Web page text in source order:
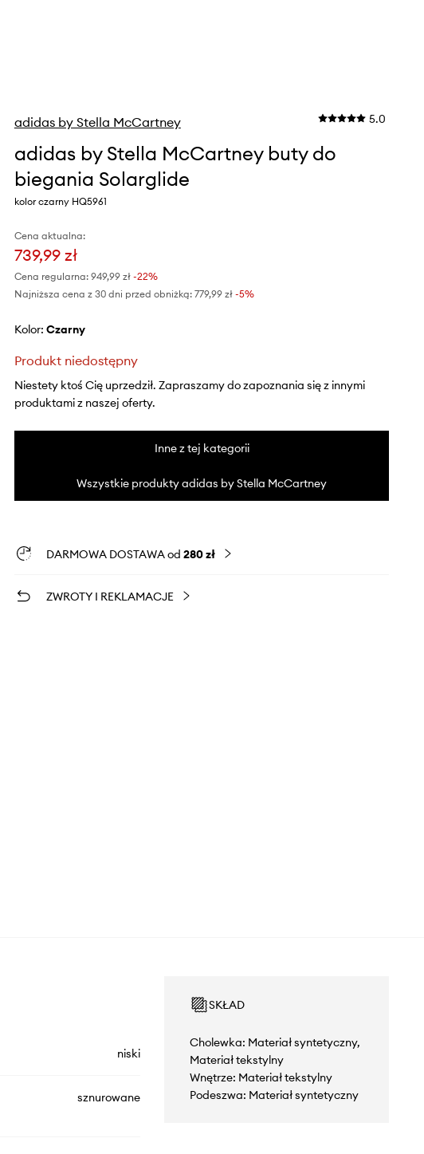
adidas by Stella McCartney 5.0
adidas by Stella McCartney buty do
biegania Solarglide
kolor czarny HQ5961
Cena aktualna:
739,99 zł
Cena regularna: 949,99 zł-22%
Najniższa cena z 30 dni przed obniżką: 779,99 zł -5%
Kolor: czarny
Produkt niedostępny
Niestety ktoś Cię uprzedził. Zapraszamy do zapoznania się z innymi
produktami z naszej oferty.
Inne z tej kategorii
Wszystkie produkty adidas by Stella McCartney
DARMOWA DOSTAWA od 280 zł
ZWROTY I REKLAMACJE
niski
sznurowane
SKŁAD
Cholewka: Materiał syntetyczny,
Materiał tekstylny
Wnętrze: Materiał tekstylny
Podeszwa: Materiał syntetyczny